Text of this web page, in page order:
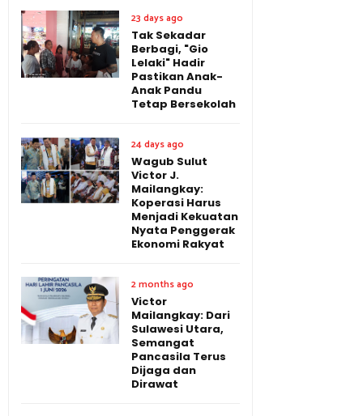
23 days ago
Tak Sekadar
Berbagi, "Gio
Lelaki" Hadir
Pastikan Anak-
Anak Pandu
Tetap Bersekolah
24 days ago
Wagub Sulut
Victor J.
Mailangkay:
Koperasi Harus
Menjadi Kekuatan
Nyata Penggerak
Ekonomi Rakyat
2 months ago
Victor
Mailangkay: Dari
Sulawesi Utara,
Semangat
Pancasila Terus
Dijaga dan
Dirawat